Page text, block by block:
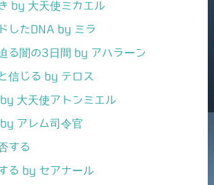
by 大天使ミカエル
したDNA by ミラ
る闇の3日間 by アハラーン
信じる by テロス
大天使アトンミエル
アレム司令官
する
る by セアナール